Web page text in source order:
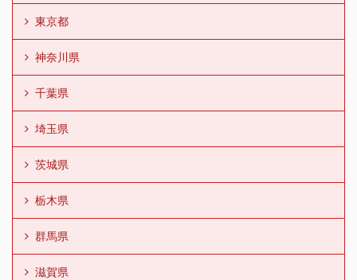
東京都
神奈川県
千葉県
埼玉県
茨城県
栃木県
群馬県
滋賀県